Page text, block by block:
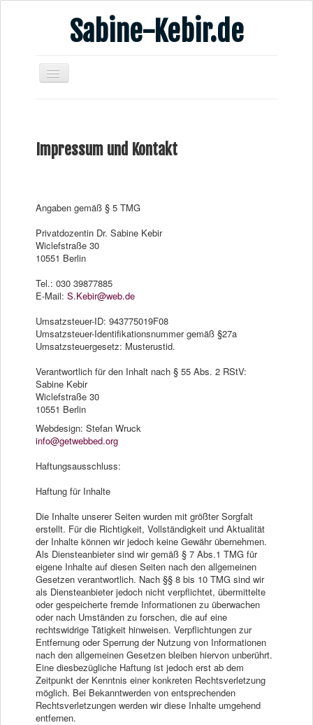
Sabine-Kebir.de
Publikationen
Kontakt
Videos
Verschiedenes
Impressum und Kontakt
Angaben gemäß § 5 TMG
Privatdozentin Dr. Sabine Kebir
Wiclefstraße 30
10551 Berlin
Tel.: 030 39877885
E-Mail: S.Kebir@web.de
Umsatzsteuer-ID: 943775019F08
Umsatzsteuer-Identifikationsnummer gemäß §27a
Umsatzsteuergesetz: Musterustid.
Verantwortlich für den Inhalt nach § 55 Abs. 2 RStV:
Sabine Kebir
Wiclefstraße 30
10551 Berlin
Webdesign: Stefan Wruck
info@getwebbed.org
Haftungsausschluss:
Haftung für Inhalte
Die Inhalte unserer Seiten wurden mit größter Sorgfalt
erstellt. Für die Richtigkeit, Vollständigkeit und Aktualität
der Inhalte können wir jedoch keine Gewähr übernehmen.
Als Diensteanbieter sind wir gemäß § 7 Abs.1 TMG für
eigene Inhalte auf diesen Seiten nach den allgemeinen
Gesetzen verantwortlich. Nach §§ 8 bis 10 TMG sind wir
als Diensteanbieter jedoch nicht verpflichtet, übermittelte
oder gespeicherte fremde Informationen zu überwachen
oder nach Umständen zu forschen, die auf eine
rechtswidrige Tätigkeit hinweisen. Verpflichtungen zur
Entfernung oder Sperrung der Nutzung von Informationen
nach den allgemeinen Gesetzen bleiben hiervon unberührt.
Eine diesbezügliche Haftung ist jedoch erst ab dem
Zeitpunkt der Kenntnis einer konkreten Rechtsverletzung
möglich. Bei Bekanntwerden von entsprechenden
Rechtsverletzungen werden wir diese Inhalte umgehend
entfernen.